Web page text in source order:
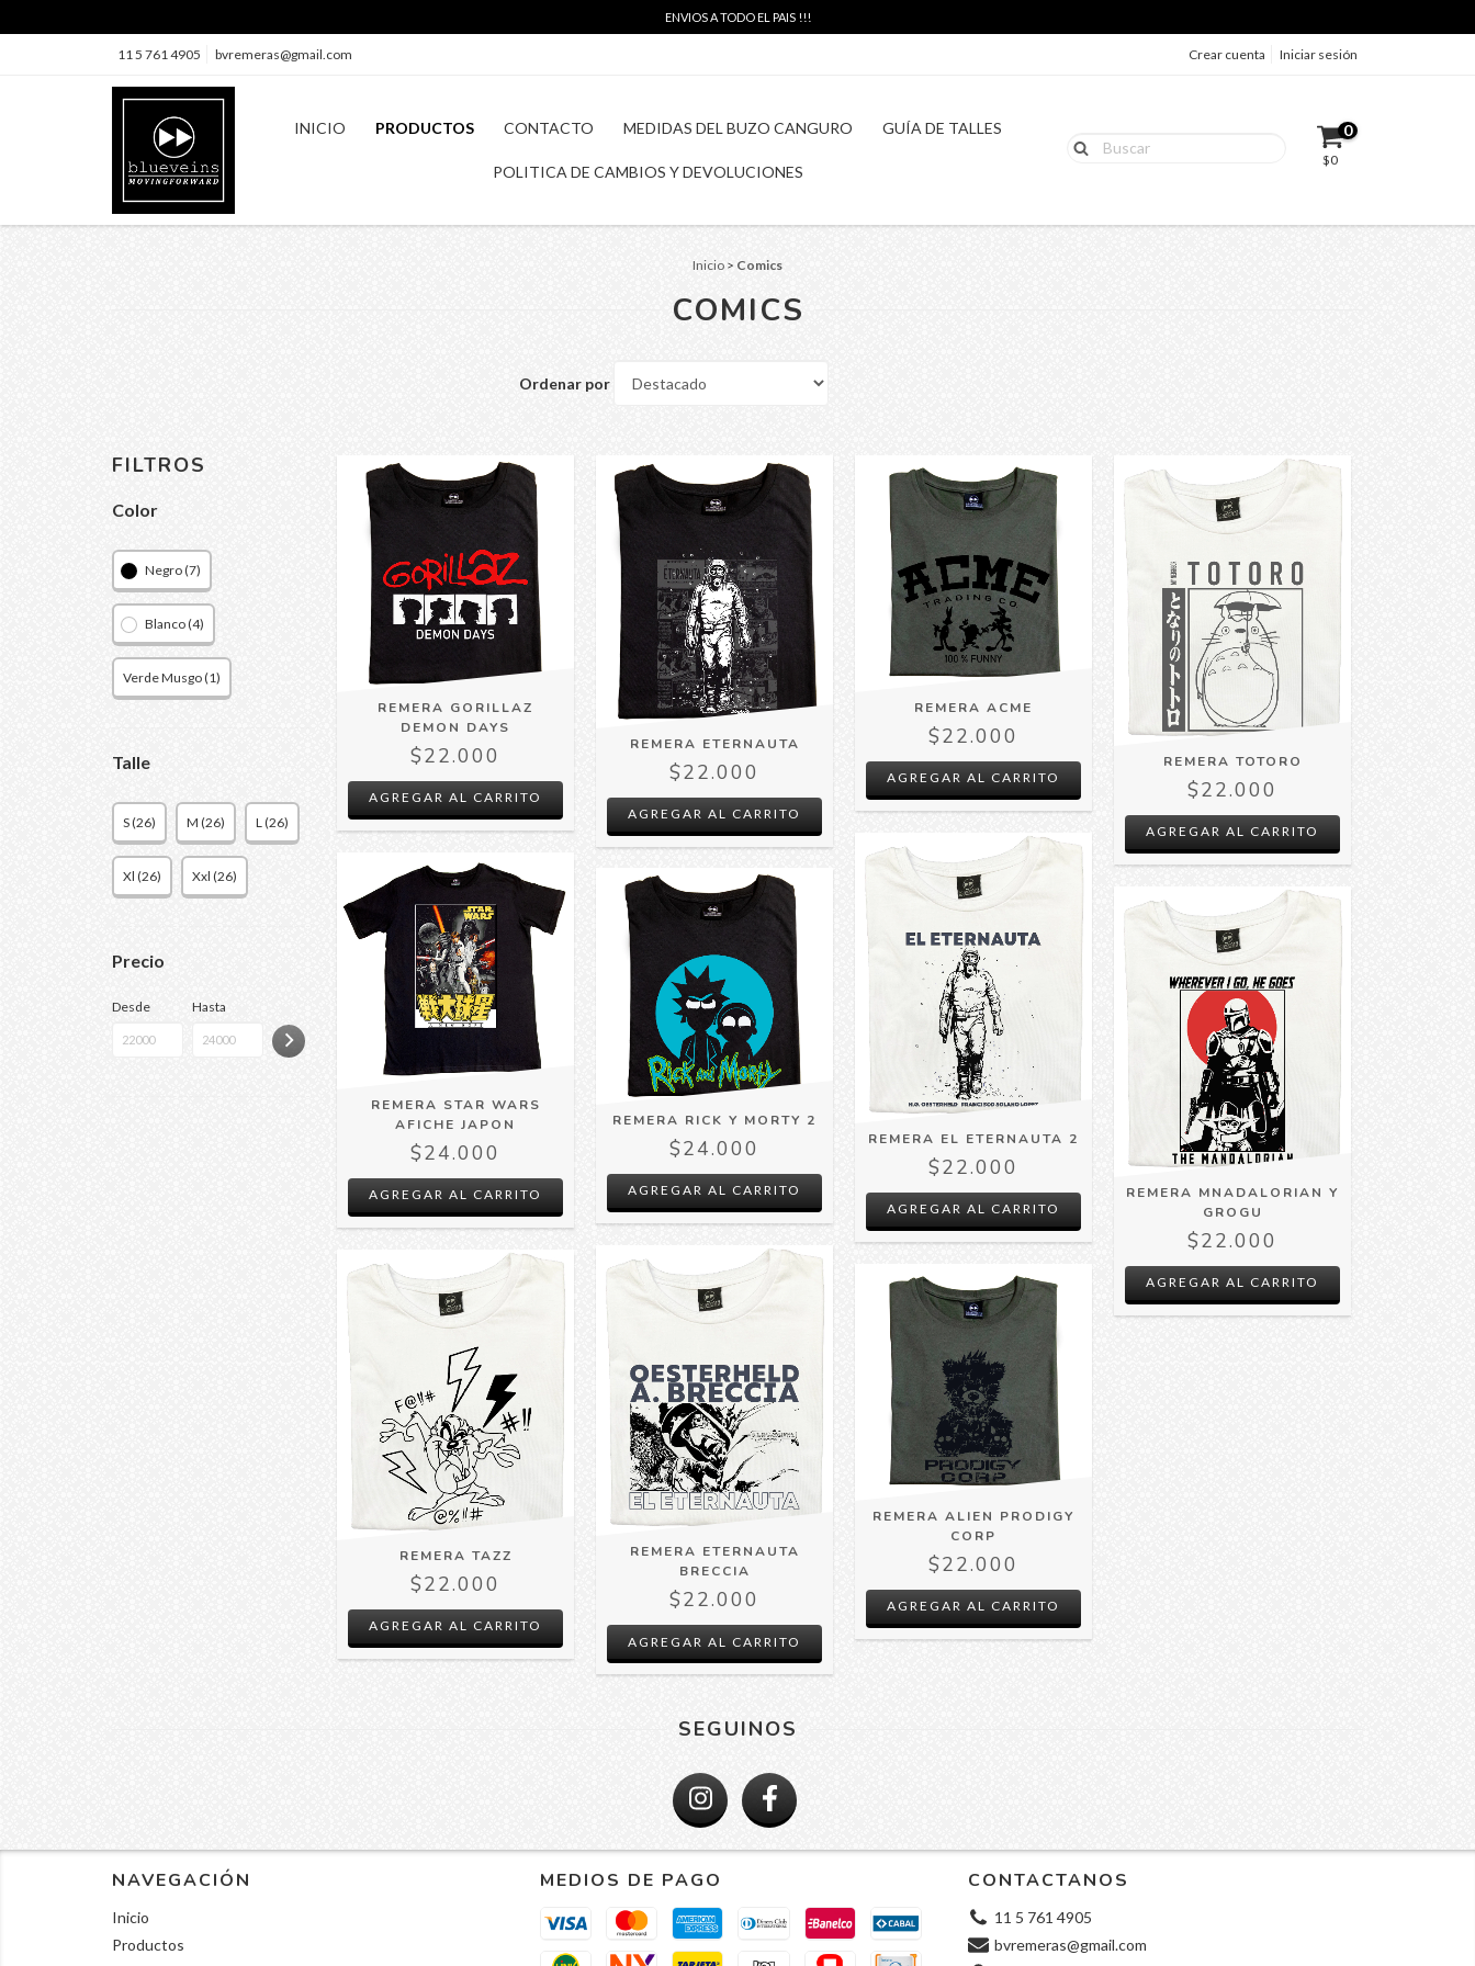
ENVIOS A TODO EL PAIS !!!
11 5 761 4905 bvremeras@gmail.com Crear cuenta Iniciar sesión
INICIO PRODUCTOS CONTACTO MEDIDAS DEL BUZO CANGURO GUÍA DE TALLES
POLITICA DE CAMBIOS Y DEVOLUCIONES
0
$0
Inicio > Comics
COMICS
Ordenar por
FILTROS
Color
Negro (7)
Blanco (4)
Verde Musgo (1)
Talle
S (26) M (26) L (26)
Xl (26) Xxl (26)
Precio
Desde Hasta
REMERA GORILLAZ
DEMON DAYS
$22.000
AGREGAR AL CARRITO
REMERA ETERNAUTA
$22.000
AGREGAR AL CARRITO
REMERA ACME
$22.000
AGREGAR AL CARRITO
REMERA TOTORO
$22.000
AGREGAR AL CARRITO
REMERA STAR WARS
AFICHE JAPON
$24.000
AGREGAR AL CARRITO
REMERA RICK Y MORTY 2
$24.000
AGREGAR AL CARRITO
REMERA EL ETERNAUTA 2
$22.000
AGREGAR AL CARRITO
REMERA MNADALORIAN Y
GROGU
$22.000
AGREGAR AL CARRITO
REMERA TAZZ
$22.000
AGREGAR AL CARRITO
REMERA ETERNAUTA
BRECCIA
$22.000
REMERA ALIEN PRODIGY
CORP
$22.000
AGREGAR AL CARRITO
SEGUINOS
NAVEGACIÓN
Inicio
Productos
MEDIOS DE PAGO CONTACTANOS
11 5 761 4905
bvremeras@gmail.com